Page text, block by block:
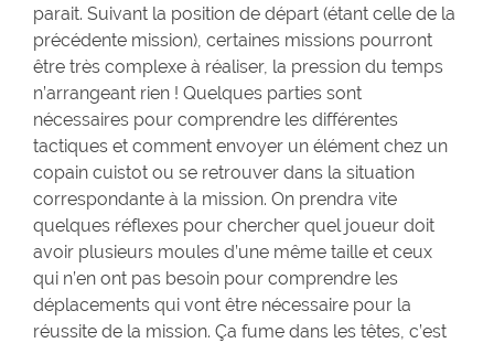
parait. Suivant la position de départ (étant celle de la
précédente mission), certaines missions pourront
être très complexe à réaliser, la pression du temps
n’arrangeant rien ! Quelques parties sont
nécessaires pour comprendre les différentes
tactiques et comment envoyer un élément chez un
copain cuistot ou se retrouver dans la situation
correspondante à la mission. On prendra vite
quelques réflexes pour chercher quel joueur doit
avoir plusieurs moules d’une même taille et ceux
qui n’en ont pas besoin pour comprendre les
déplacements qui vont être nécessaire pour la
réussite de la mission. Ça fume dans les têtes, c’est